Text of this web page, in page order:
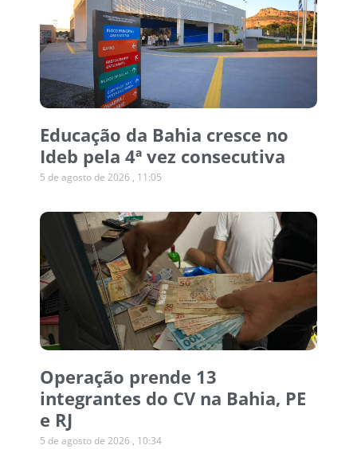
Educação da Bahia cresce no
Ideb pela 4ª vez consecutiva
5 de agosto de 2026 11:05
Operação prende 13
integrantes do CV na Bahia, PE
e RJ
5 de agosto de 2026 10:34